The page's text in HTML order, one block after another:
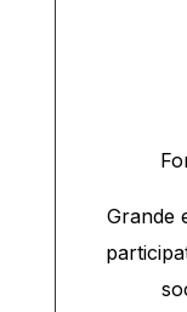
Grande